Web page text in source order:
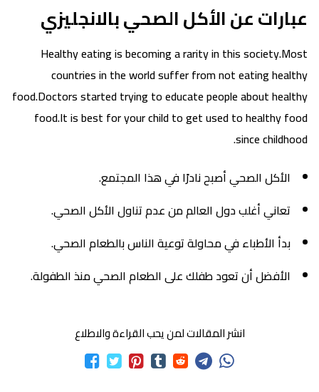
عبارات عن الأكل الصحي بالانجليزي
Healthy eating is becoming a rarity in this society.Most
countries in the world suffer from not eating healthy
food.Doctors started trying to educate people about healthy
food.It is best for your child to get used to healthy food
since childhood.
الأكل الصحي أصبح نادرًا في هذا المجتمع.
تعاني أغلب دول العالم من عدم تناول الأكل الصحي.
بدأ الأطباء في محاولة توعية الناس بالطعام الصحي.
الأفضل أن تعود طفلك على الطعام الصحي منذ الطفولة.
انشر المقالات لمن يحب القراءة والاطلاع